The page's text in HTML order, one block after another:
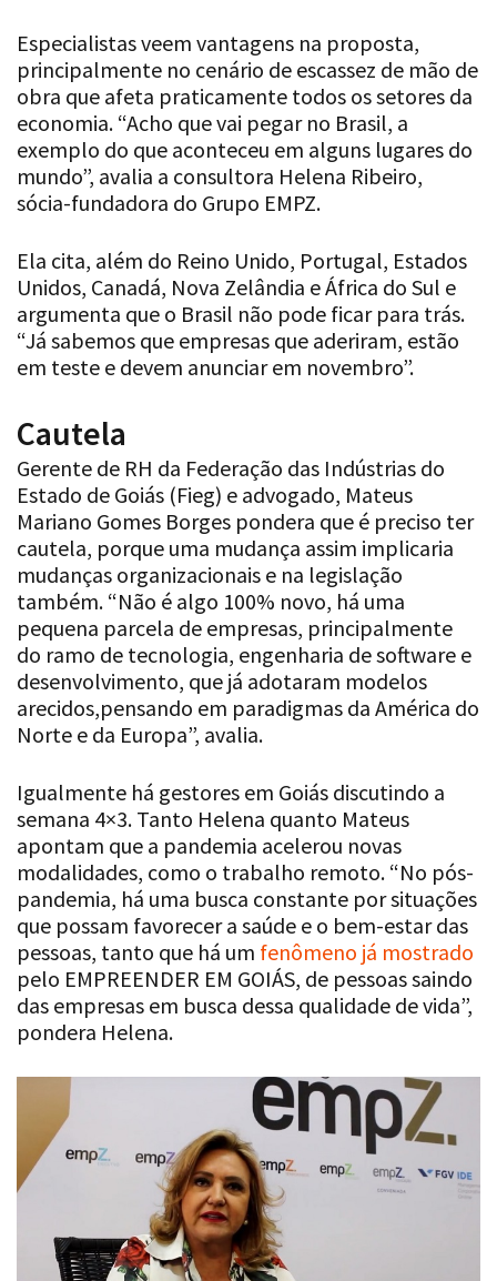
Especialistas veem vantagens na proposta,
principalmente no cenário de escassez de mão de
obra que afeta praticamente todos os setores da
economia. “Acho que vai pegar no Brasil, a
exemplo do que aconteceu em alguns lugares do
mundo”, avalia a consultora Helena Ribeiro,
sócia-fundadora do Grupo EMPZ.
Ela cita, além do Reino Unido, Portugal, Estados
Unidos, Canadá, Nova Zelândia e África do Sul e
argumenta que o Brasil não pode ficar para trás.
“Já sabemos que empresas que aderiram, estão
em teste e devem anunciar em novembro”.
Cautela
Gerente de RH da Federação das Indústrias do
Estado de Goiás (Fieg) e advogado, Mateus
Mariano Gomes Borges pondera que é preciso ter
cautela, porque uma mudança assim implicaria
mudanças organizacionais e na legislação
também. “Não é algo 100% novo, há uma
pequena parcela de empresas, principalmente
do ramo de tecnologia, engenharia de software e
desenvolvimento, que já adotaram modelos
arecidos,pensando em paradigmas da América do
Norte e da Europa”, avalia.
Igualmente há gestores em Goiás discutindo a
semana 4×3. Tanto Helena quanto Mateus
apontam que a pandemia acelerou novas
modalidades, como o trabalho remoto. “No pós-
pandemia, há uma busca constante por situações
que possam favorecer a saúde e o bem-estar das
pessoas, tanto que há um fenômeno já mostrado
pelo EMPREENDER EM GOIÁS, de pessoas saindo
das empresas em busca dessa qualidade de vida”,
pondera Helena.